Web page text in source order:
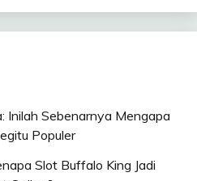
Inilah Sebenarnya Mengapa
Populer
Slot Buffalo King Jadi